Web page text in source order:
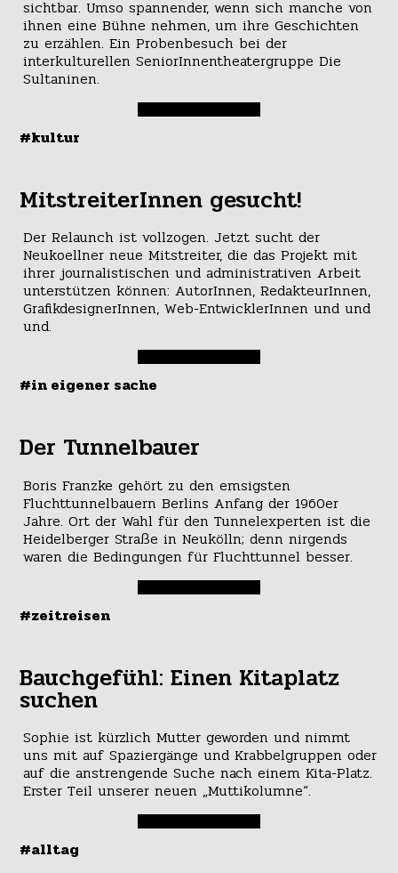
sichtbar. Umso spannender, wenn sich manche von
ihnen eine Bühne nehmen, um ihre Geschichten
zu erzählen. Ein Probenbesuch bei der
interkulturellen SeniorInnentheatergruppe Die
Sultaninen.
#kultur
MitstreiterInnen gesucht!
Der Relaunch ist vollzogen. Jetzt sucht der
Neukoellner neue Mitstreiter, die das Projekt mit
ihrer journalistischen und administrativen Arbeit
unterstützen können: AutorInnen, RedakteurInnen,
GrafikdesignerInnen, Web-EntwicklerInnen und und
und.
#in eigener sache
Der Tunnelbauer
Boris Franzke gehört zu den emsigsten
Fluchttunnelbauern Berlins Anfang der 1960er
Jahre. Ort der Wahl für den Tunnelexperten ist die
Heidelberger Straße in Neukölln; denn nirgends
waren die Bedingungen für Fluchttunnel besser.
#zeitreisen
Bauchgefühl: Einen Kitaplatz
suchen
Sophie ist kürzlich Mutter geworden und nimmt
uns mit auf Spaziergänge und Krabbelgruppen oder
auf die anstrengende Suche nach einem Kita-Platz.
Erster Teil unserer neuen „Muttikolumne“.
#alltag